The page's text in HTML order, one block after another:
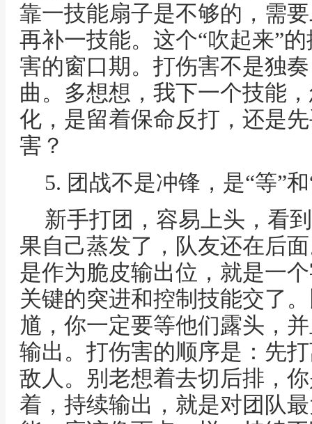
靠一技能扇子是不够的，需
再补一技能。这个“吹起来”
害的窗口期。打伤害不是独
曲。多想想，我下一个技能
化，是留着保命反打，还是
害？
5. 团战不是冲锋，是“等”和
新手打团，容易上头，看
果自己蒸发了，队友还在后
是作为脆皮输出位，就是一
关键的突进和控制技能交了
馗，你一定要等他们露头，
输出。打伤害的顺序是：先
敌人。别老想着去切后排，
着，持续输出，就是对团队